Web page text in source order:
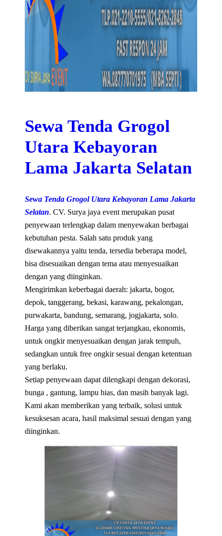
Sewa Tenda Grogol
Utara Kebayoran
Lama Jakarta Selatan
Sewa Tenda Grogol Utara Kebayoran Lama Jakarta
Selatan. CV. Surya jaya event merupakan pusat
penyewaan terlengkap dalam menyewakan berbagai
kebutuhan pesta. Salah satu produk yang
disewakannya yaitu tenda, tersedia beberapa model,
bisa disesuaikan dengan tema atau menyesuaikan
dengan yang diinginkan.
Mengirimkan keberbagai daerah: jakarta, bogor,
depok, tanggerang, bekasi, karawang, pekalongan,
purwakarta, bandung, semarang, jogjakarta, solo.
Harga yang diberikan sangat terjangkau, ekonomis,
untuk ongkir menyesuaikan dengan jarak tempuh,
sedangkan untuk free ongkir sesuai dengan ketentuan
yang berlaku.
Setiap penyewaan dapat dilengkapi dengan dekorasi,
bunga , gantung, lampu hias, dan masih banyak lagi.
Kami akan memberikan yang terbaik, solusi untuk
kesuksesan acara, hasil maksimal sesuai dengan yang
diinginkan.